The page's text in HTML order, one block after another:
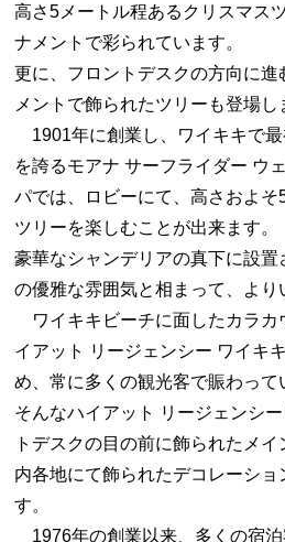
高さ5メートル程あるクリスマス
ナメントで彩られています。
更に、フロントデスクの方向に
メントで飾られたツリーも登場し
1901年に創業し、ワイキキで
を誇るモアナ サーフライダー ウ
パでは、ロビーにて、高さおよそ
ツリーを楽しむことが出来ます。
豪華なシャンデリアの真下に設
の優雅な雰囲気と相まって、より
ワイキキビーチに面したカラカ
イアット リージェンシー ワイキ
め、常に多くの観光客で賑わって
そんなハイアット リージェンシ
トデスクの目の前に飾られたメ
内各地にて飾られたデコレーショ
す。
1976年の創業以来、多くの宿